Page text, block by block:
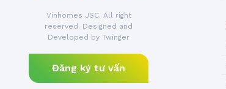
Vinhomes JSC. All right
reserved. Designed and
Developed by Twinger
Đăng ký tư vấn